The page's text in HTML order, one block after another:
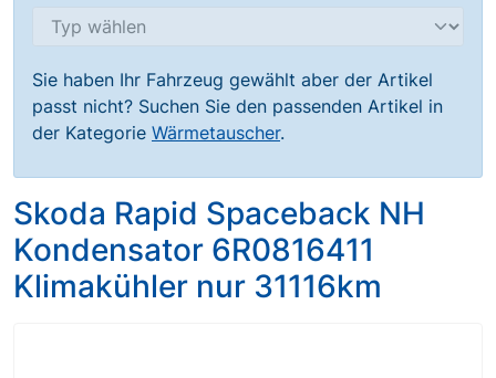
Sie haben Ihr Fahrzeug gewählt aber der Artikel
passt nicht? Suchen Sie den passenden Artikel in
der Kategorie Wärmetauscher.
Skoda Rapid Spaceback NH
Kondensator 6R0816411
Klimakühler nur 31116km